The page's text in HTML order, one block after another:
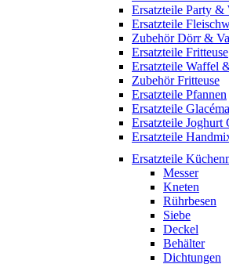
Ersatzteile Party &
Ersatzteile
Zubehör Dörr &
Ersatzteile Fritteuse
Ersatzteile Waffel
Zubehör Fritteuse
Ersatzteile Pfannen
Ersatzteile
Ersatzteile Joghurt
Ersatzteile
Ersatzteile
Messer
Kneten
Rührbesen
Siebe
Deckel
Behälter
Dichtungen